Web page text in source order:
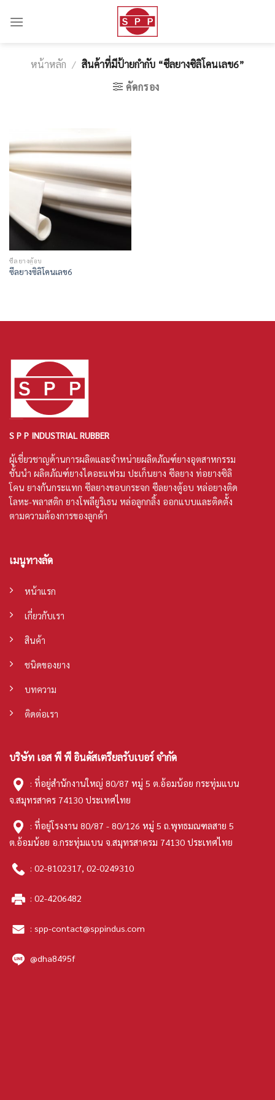
หน้าหลัก / สินค้าที่มีป้ายกำกับ “ซีลยางซิลิโคนเลข6”
คัดกรอง
ซีลยางตู้อบ
ซีลยางซิลิโคนเลข6
S P P INDUSTRIAL RUBBER
ผู้เชี่ยวชาญด้านการผลิตและจำหน่ายผลิตภัณฑ์ยางอุตสาหกรรม
ชั้นนำ ผลิตภัณฑ์ยางไดอะแฟรม ปะเก็นยาง ซีลยาง ท่อยางซิลิ
โคน ยางกันกระแทก ซีลยางขอบกระจก ซีลยางตู้อบ หล่อยางติด
โลหะ-พลาสติก ยางโพลียูริเธน หล่อลูกกลิ้ง ออกแบบและติดตั้ง
ตามความต้องการของลูกค้า
เมนูทางลัด
หน้าแรก
เกี่ยวกับเรา
สินค้า
ชนิดของยาง
บทความ
ติดต่อเรา
บริษัท เอส พี พี อินดัสเตรียลรับเบอร์ จำกัด
: ที่อยู่สำนักงานใหญ่ 80/87 หมู่ 5 ต.อ้อมน้อย กระทุ่มแบน
จ.สมุทรสาคร 74130 ประเทศไทย
: ที่อยู่โรงงาน 80/87 - 80/126 หมู่ 5 ถ.พุทธมณฑลสาย 5
ต.อ้อมน้อย อ.กระทุ่มแบน จ.สมุทรสาครม 74130 ประเทศไทย
: 02-8102317, 02-0249310
: 02-4206482
: spp-contact@sppindus.com
@dha8495f